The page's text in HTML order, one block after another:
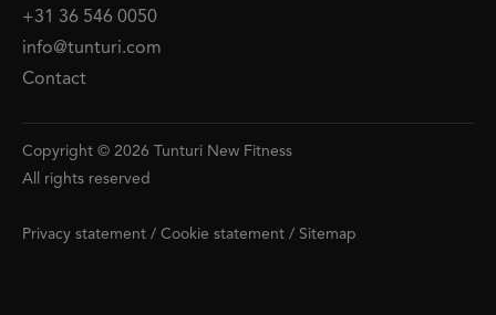
+31 36 546 0050
info@tunturi.com
Contact
Copyright © 2026 Tunturi New Fitness
All rights reserved
Privacy statement / Cookie statement / Sitemap